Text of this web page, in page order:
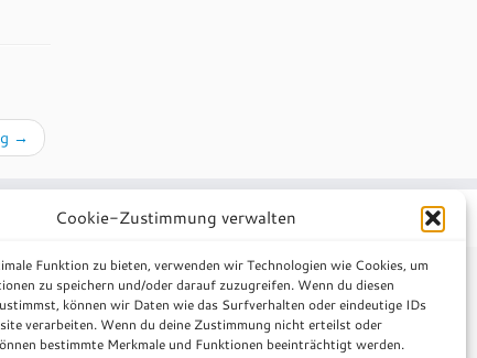
Cookie-Zustimmung verwalten
Funktion zu bieten, verwenden wir Technologien wie Cookies, um
zu speichern und/oder darauf zuzugreifen. Wenn du diesen
können wir Daten wie das Surfverhalten oder eindeutige IDs
verarbeiten. Wenn du deine Zustimmung nicht erteilst oder
bestimmte Merkmale und Funktionen beeinträchtigt werden.
→